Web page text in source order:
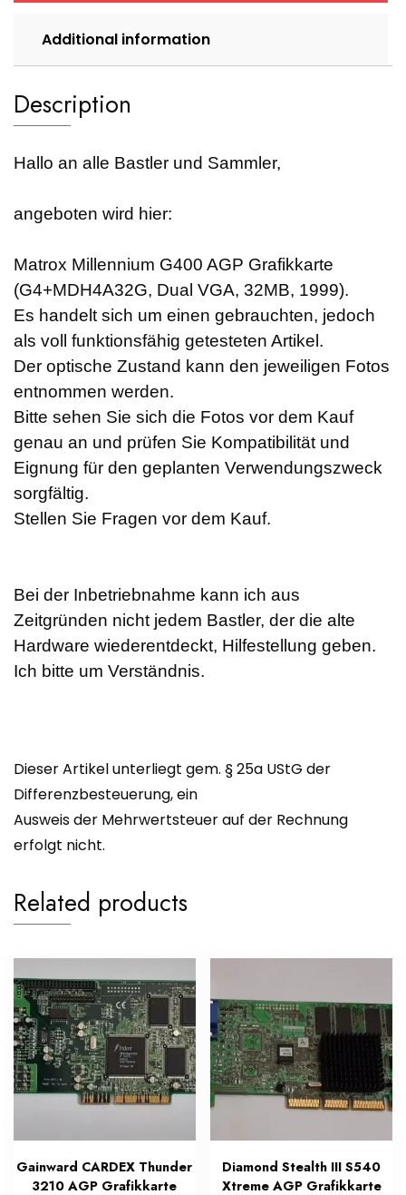
Additional information
Description
Hallo an alle Bastler und Sammler,
angeboten wird hier:
Matrox Millennium G400 AGP Grafikkarte
(G4+MDH4A32G, Dual VGA, 32MB, 1999).
Es handelt sich um einen gebrauchten, jedoch
als voll funktionsfähig getesteten Artikel.
Der optische Zustand kann den jeweiligen Fotos
entnommen werden.
Bitte sehen Sie sich die Fotos vor dem Kauf
genau an und prüfen Sie Kompatibilität und
Eignung für den geplanten Verwendungszweck
sorgfältig.
Stellen Sie Fragen vor dem Kauf.
Bei der Inbetriebnahme kann ich aus
Zeitgründen nicht jedem Bastler, der die alte
Hardware wiederentdeckt, Hilfestellung geben.
Ich bitte um Verständnis.
Dieser Artikel unterliegt gem. § 25a UStG der
Differenzbesteuerung, ein
Ausweis der Mehrwertsteuer auf der Rechnung
erfolgt nicht.
Related products
Gainward CARDEX Thunder
3210 AGP Grafikkarte
Diamond Stealth III S540
Xtreme AGP Grafikkarte